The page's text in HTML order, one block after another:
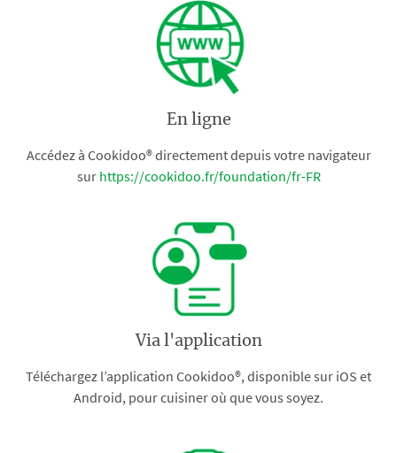
En ligne
Accédez à Cookidoo® directement depuis votre navigateur
sur https://cookidoo.fr/foundation/fr-FR
Via l'application
Téléchargez l’application Cookidoo®, disponible sur iOS et
Android, pour cuisiner où que vous soyez.